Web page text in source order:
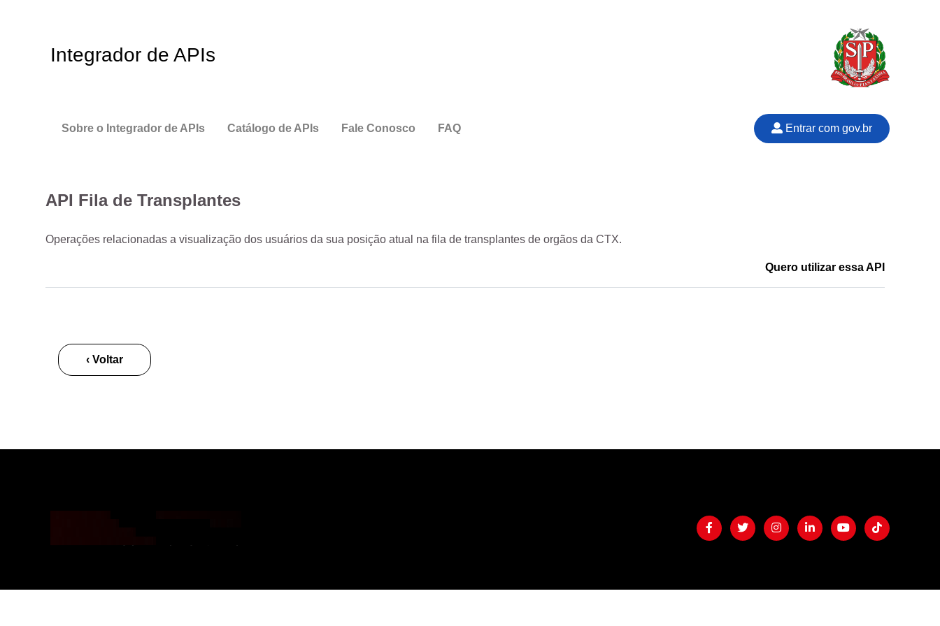
Integrador de APIs
Sobre o Integrador de APIs Catálogo de APIs Fale Conosco FAQ Entrar com gov.br
API Fila de Transplantes
Operações relacionadas a visualização dos usuários da sua posição atual na fila de transplantes de orgãos da CTX.
Quero utilizar essa API
‹ Voltar